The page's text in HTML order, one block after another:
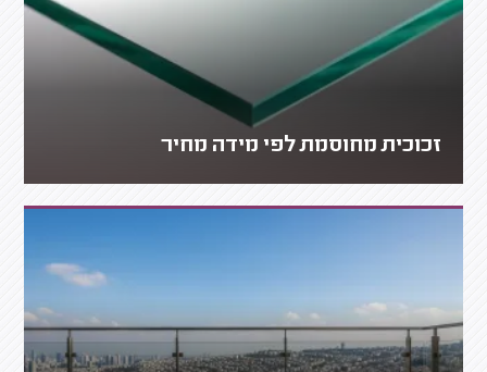
זכוכית מחוסמת לפי מידה מחיר